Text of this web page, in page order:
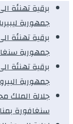
برقية تهنئة
جمهورية
برقية تهنئة
جمهورية
برقية تهنئة
جمهورية
جلالة الملك
سنغافورة